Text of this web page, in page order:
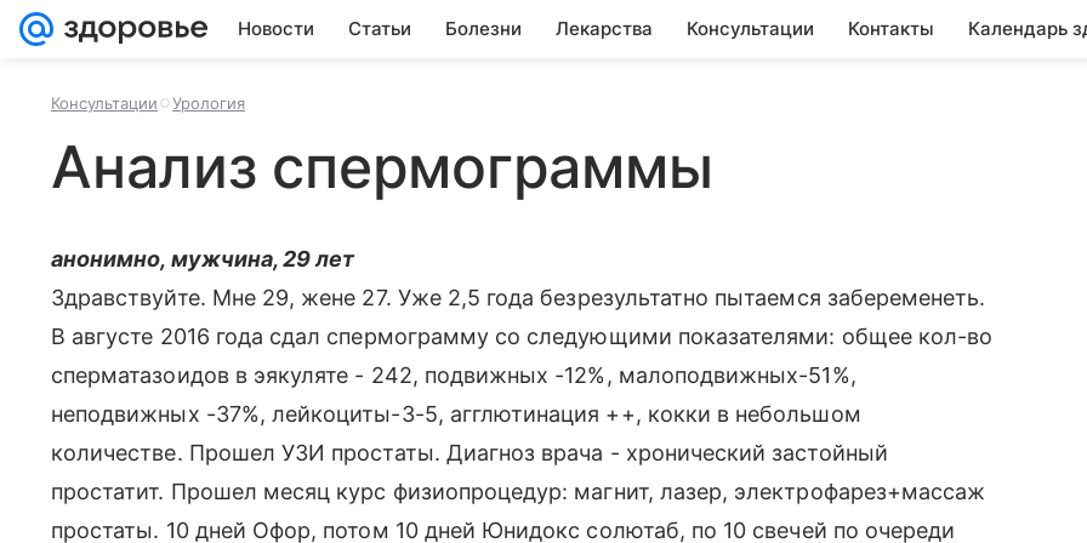
Новости Статьи Болезни Лекарства Консультации Контакты Календарь
Консультации Урология
Анализ спермограммы
анонимно, мужчина, 29 лет
Здравствуйте. Мне 29, жене 27. Уже 2,5 года безрезультатно пытаемся забеременеть.
В августе 2016 года сдал спермограмму со следующими показателями: общее кол-во
сперматазоидов в эякуляте - 242, подвижных -12%, малоподвижных-51%,
неподвижных -37%, лейкоциты-3-5, агглютинация ++, кокки в небольшом
количестве. Прошел УЗИ простаты. Диагноз врача - хронический застойный
простатит. Прошел месяц курс физиопроцедур: магнит, лазер, электрофарез+массаж
простаты. 10 дней Офор, потом 10 дней Юнидокс солютаб, по 10 свечей по очереди